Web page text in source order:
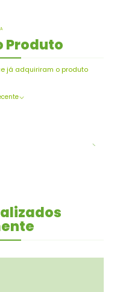
Produto
já adquiriram o produto